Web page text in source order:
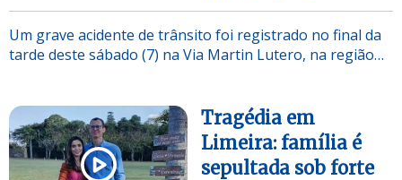
Um grave acidente de trânsito foi registrado no final da
tarde deste sábado (7) na Via Martin Lutero, na região…
Tragédia em
Limeira: família é
sepultada sob forte